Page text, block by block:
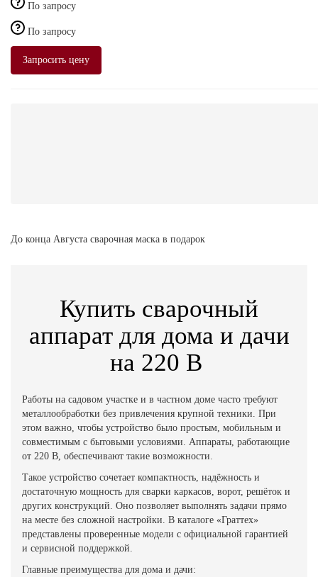
По запросу
По запросу
Запросить цену
До конца Августа сварочная маска в подарок
Купить сварочный
аппарат для дома и дачи
на 220 В
Работы на садовом участке и в частном доме часто требуют
металлообработки без привлечения крупной техники. При
этом важно, чтобы устройство было простым, мобильным и
совместимым с бытовыми условиями. Аппараты, работающие
от 220 В, обеспечивают такие возможности.
Такое устройство сочетает компактность, надёжность и
достаточную мощность для сварки каркасов, ворот, решёток и
других конструкций. Оно позволяет выполнять задачи прямо
на месте без сложной настройки. В каталоге «Граттех»
представлены проверенные модели с официальной гарантией
и сервисной поддержкой.
Главные преимущества для дома и дачи: